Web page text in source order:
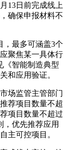
13日前完成线上
确保申报材料不
，最多可涵盖3个
聚焦某一具体行
《智能制造典型
和应用验证。
场监管主管部门
荐项目数量不超
项目数量不超过
，优先推荐应用
主可控项目。